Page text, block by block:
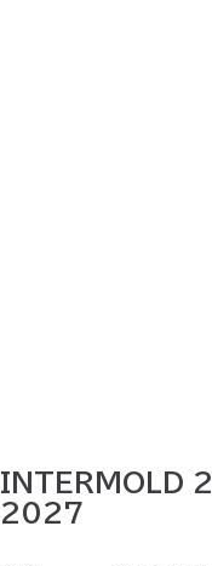
INTERMOLD
2027